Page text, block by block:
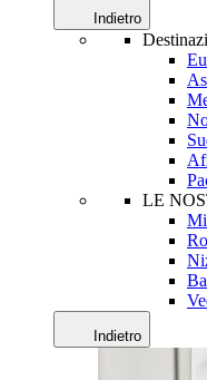
Indietro
LE
Indietro